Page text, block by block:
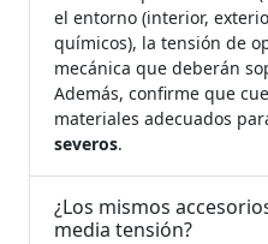
el entorno (interior,
químicos), la tensión de
mecánica que deberán
Además, confirme que
materiales adecuados
severos.
¿Los mismos
media tensión?